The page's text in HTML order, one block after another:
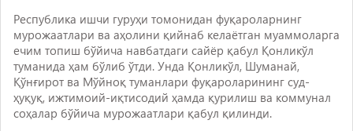
Республика ишчи гуруҳи томонидан фуқароларнинг
мурожаатлари ва аҳолини қийнаб келаётган муаммоларга
ечим топиш бўйича навбатдаги сайёр қабул Қонликўл
туманида ҳам бўлиб ўтди. Унда Қонликўл, Шуманай,
Қўнғирот ва Мўйноқ туманлари фуқароларининг суд-
ҳуқуқ, ижтимоий-иқтисодий ҳамда қурилиш ва коммунал
соҳалар бўйича мурожаатлари қабул қилинди.